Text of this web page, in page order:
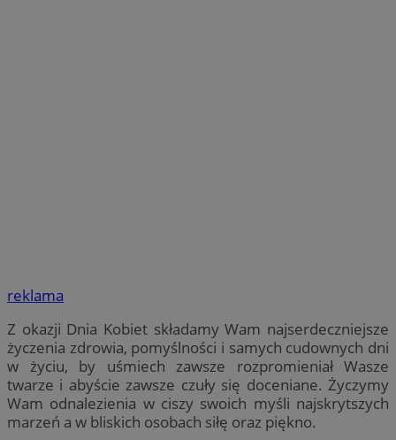
reklama
Z okazji Dnia Kobiet składamy Wam najserdeczniejsze
życzenia zdrowia, pomyślności i samych cudownych dni
w życiu, by uśmiech zawsze rozpromieniał Wasze
twarze i abyście zawsze czuły się doceniane. Życzymy
Wam odnalezienia w ciszy swoich myśli najskrytszych
marzeń a w bliskich osobach siłę oraz piękno.